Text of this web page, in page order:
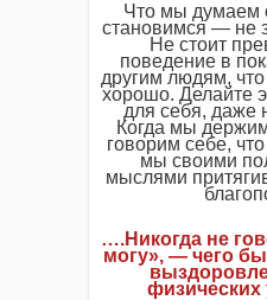
Что мы думаем
становимся — не
Не стоит
поведение в
другим людям,
хорошо. Делайте
для себя, даже
Когда мы
говорим себе,
мы своими
мыслями
….Никогда не
могу», — чего
физических